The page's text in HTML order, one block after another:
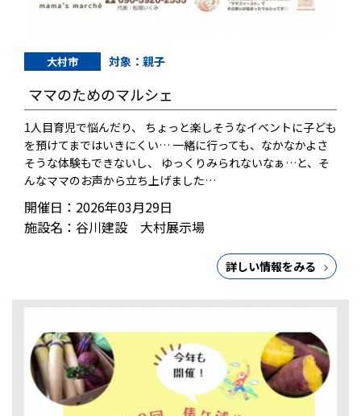
大村市 対象：親子
ママのためのマルシェ
1人目育児で悩んだり、 ちょっと楽しそうなイベントに子ども
を預けてまではいきにくい… 一緒に行っても、なかなかよさ
そうな体験もできないし、 ゆっくりみられないなぁ…と、そ
んなママのお声から立ち上げました…
開催日：2026年03月29日
施設名：谷川建設 大村展示場
詳しい情報をみる